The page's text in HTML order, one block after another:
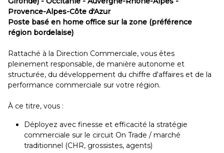
Provence-Alpes-Côte d'Azur
Poste basé en home office sur la zone (préférence
région bordelaise)
Rattaché à la Direction Commerciale, vous êtes
pleinement responsable, de manière autonome et
structurée, du développement du chiffre d'affaires et de la
performance commerciale sur votre région.
À ce titre, vous :
Déployez avec finesse et efficacité la stratégie
commerciale sur le circuit On Trade / marché
traditionnel (CHR, grossistes, agents)